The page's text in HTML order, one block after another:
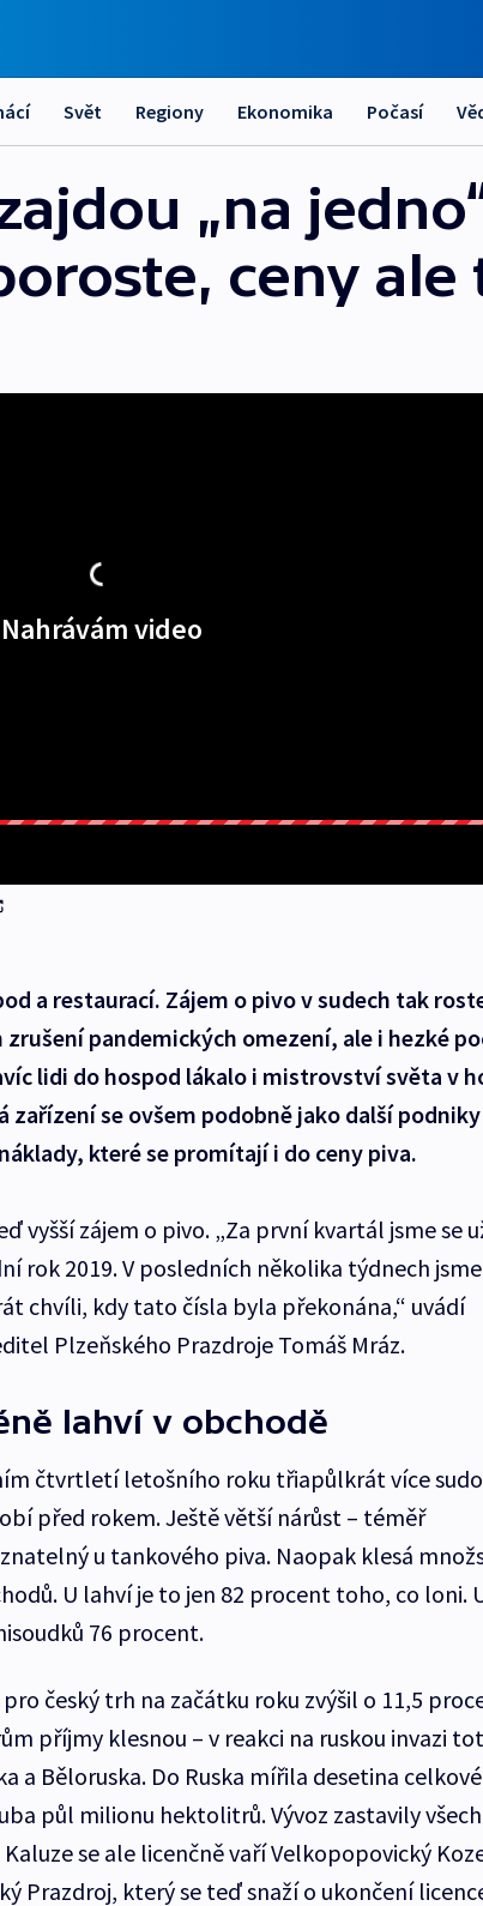
Svět Regiony Ekonomika Počasí
„na
ceny ale
Nahrávám video
a restaurací. Zájem o pivo v sudech tak
pandemických omezení, ale i hezké
lidi do hospod lákalo i mistrovství světa v
zařízení se ovšem podobně jako další podniky
které se promítají i do ceny piva.
vyšší zájem o pivo. „Za první kvartál jsme se
rok 2019. V posledních několika týdnech jsme
chvíli, kdy tato čísla byla překonána,“ uvádí
Plzeňského Prazdroje Tomáš Mráz.
lahví v obchodě
čtvrtletí letošního roku třiapůlkrát více
před rokem. Ještě větší nárůst – téměř
u tankového piva. Naopak klesá
U lahví je to jen 82 procent toho, co loni.
76 procent.
český trh na začátku roku zvýšil o 11,5
příjmy klesnou – v reakci na ruskou invazi
a Běloruska. Do Ruska mířila desetina
půl milionu hektolitrů. Vývoz zastavily
se ale licenčně vaří Velkopopovický
Prazdroj, který se teď snaží o ukončení